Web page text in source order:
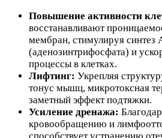
Повышение активности
восстанавливают
мембран, стимулируя синтез
(аденозинтрифосфата) и
процессы в клетках.
Лифтинг: Укрепляя
тонус мышц, микротоксная
заметный эффект подтяжки.
Усиление дренажа:
кровообращению и